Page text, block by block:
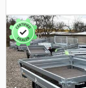
szín:egyéb, építési
mm, Gyártó: Brenderup
Engedélyezett
tömeg: 140 kg Rakterület
Gumiabroncsok: 145/80
műanyag fedéllel Az ár
(regisztrációs igazolás II.
számban tárolunk a